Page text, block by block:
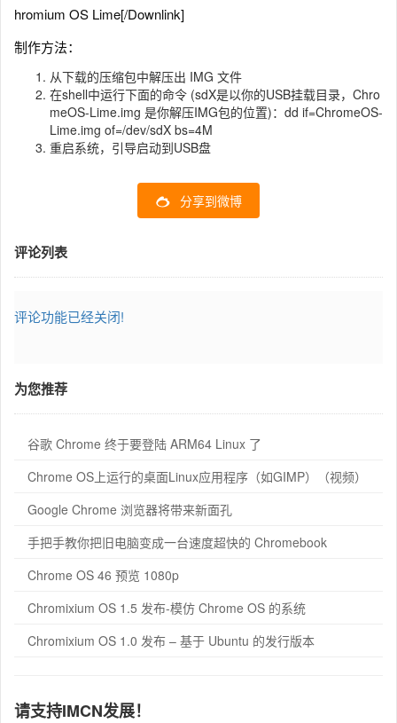
hromium OS Lime[/Downlink]
制作方法：
从下载的压缩包中解压出 IMG 文件
在shell中运行下面的命令 (sdX是以你的USB挂载目录，Chro
meOS-Lime.img 是你解压IMG包的位置)：dd if=ChromeOS-
Lime.img of=/dev/sdX bs=4M
重启系统，引导启动到USB盘
分享到微博
评论列表
评论功能已经关闭!
为您推荐
谷歌 Chrome 终于要登陆 ARM64 Linux 了
Chrome OS上运行的桌面Linux应用程序（如GIMP）（视频）
Google Chrome 浏览器将带来新面孔
手把手教你把旧电脑变成一台速度超快的 Chromebook
Chrome OS 46 预览 1080p
Chromixium OS 1.5 发布-模仿 Chrome OS 的系统
Chromixium OS 1.0 发布 – 基于 Ubuntu 的发行版本
请支持IMCN发展！